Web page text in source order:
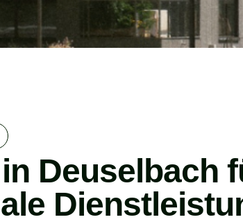
Deuselbach